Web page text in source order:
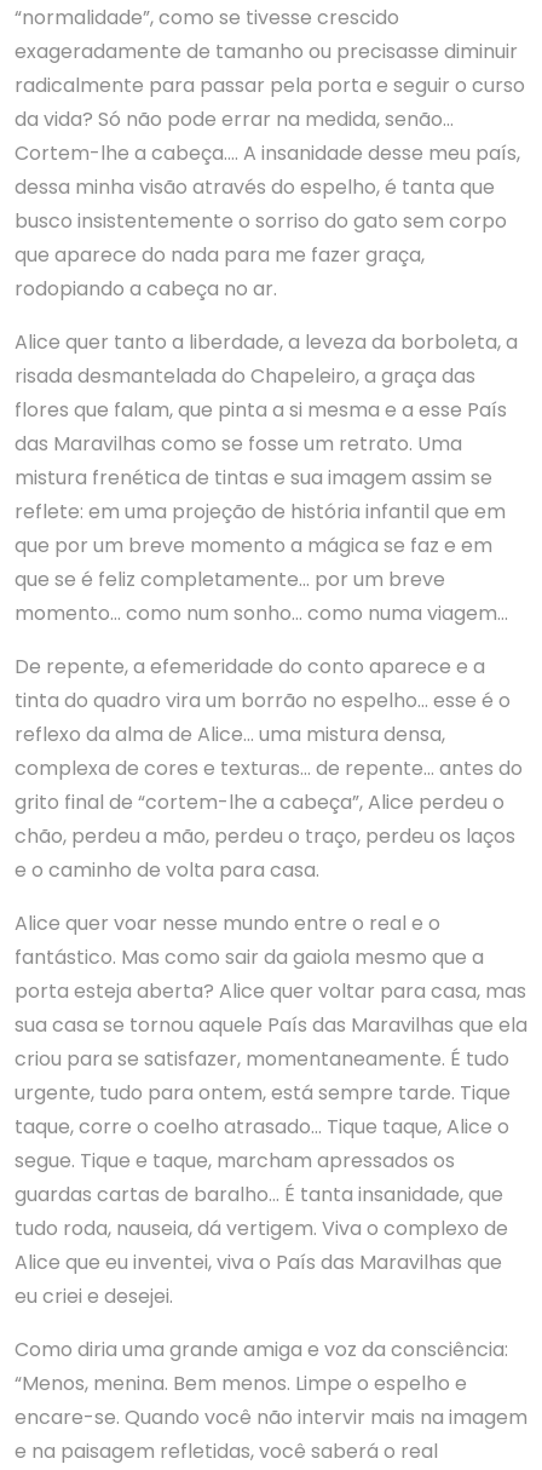
“normalidade”, como se tivesse crescido
exageradamente de tamanho ou precisasse diminuir
radicalmente para passar pela porta e seguir o curso
da vida? Só não pode errar na medida, senão…
Cortem-lhe a cabeça…. A insanidade desse meu país,
dessa minha visão através do espelho, é tanta que
busco insistentemente o sorriso do gato sem corpo
que aparece do nada para me fazer graça,
rodopiando a cabeça no ar.
Alice quer tanto a liberdade, a leveza da borboleta, a
risada desmantelada do Chapeleiro, a graça das
flores que falam, que pinta a si mesma e a esse País
das Maravilhas como se fosse um retrato. Uma
mistura frenética de tintas e sua imagem assim se
reflete: em uma projeção de história infantil que em
que por um breve momento a mágica se faz e em
que se é feliz completamente… por um breve
momento… como num sonho… como numa viagem…
De repente, a efemeridade do conto aparece e a
tinta do quadro vira um borrão no espelho… esse é o
reflexo da alma de Alice… uma mistura densa,
complexa de cores e texturas… de repente… antes do
grito final de “cortem-lhe a cabeça”, Alice perdeu o
chão, perdeu a mão, perdeu o traço, perdeu os laços
e o caminho de volta para casa.
Alice quer voar nesse mundo entre o real e o
fantástico. Mas como sair da gaiola mesmo que a
porta esteja aberta? Alice quer voltar para casa, mas
sua casa se tornou aquele País das Maravilhas que ela
criou para se satisfazer, momentaneamente. É tudo
urgente, tudo para ontem, está sempre tarde. Tique
taque, corre o coelho atrasado… Tique taque, Alice o
segue. Tique e taque, marcham apressados os
guardas cartas de baralho… É tanta insanidade, que
tudo roda, nauseia, dá vertigem. Viva o complexo de
Alice que eu inventei, viva o País das Maravilhas que
eu criei e desejei.
Como diria uma grande amiga e voz da consciência:
“Menos, menina. Bem menos. Limpe o espelho e
encare-se. Quando você não intervir mais na imagem
e na paisagem refletidas, você saberá o real